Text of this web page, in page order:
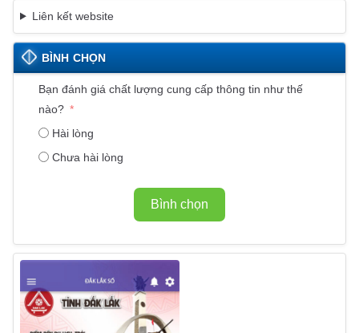
Liên kết website
BÌNH CHỌN
Bạn đánh giá chất lượng cung cấp thông tin như thế
nào?
Hài lòng
Chưa hài lòng
Bình chọn